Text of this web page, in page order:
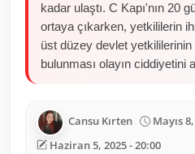
kadar ulaştı. C Kapı'nın 20
ortaya çıkarken, yetkililerin
üst düzey devlet yetkililerinin
bulunması olayın ciddiyetini
Cansu Kırten
Mayıs
Haziran 5, 2025 - 20:00